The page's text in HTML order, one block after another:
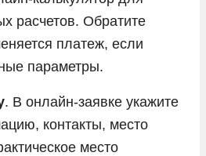
расчетов. Обратите
платеж, если
параметры.
. В онлайн-заявке укажите
контакты, место
место